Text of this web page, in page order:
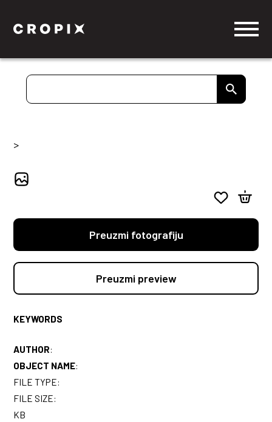
>
Preuzmi fotografiju
Preuzmi preview
KEYWORDS
AUTHOR:
OBJECT NAME:
FILE TYPE:
FILE SIZE:
KB